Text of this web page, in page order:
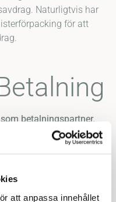
att anpassa innehållet
Naturligtvis har
för att
betalningspartner.
med faktura,
från din
oss av Klarna